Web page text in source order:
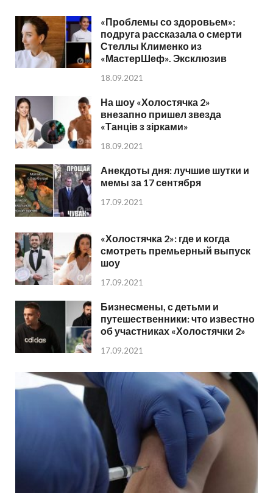
«Проблемы со здоровьем»:
подруга рассказала о смерти
Стеллы Клименко из
«МастерШеф». Эксклюзив
18.09.2021
На шоу «Холостячка 2»
внезапно пришел звезда
«Танців з зірками»
18.09.2021
Анекдоты дня: лучшие шутки и
мемы за 17 сентября
17.09.2021
«Холостячка 2»: где и когда
смотреть премьерный выпуск
шоу
17.09.2021
Бизнесмены, с детьми и
путешественники: что известно
об участниках «Холостячки 2»
17.09.2021